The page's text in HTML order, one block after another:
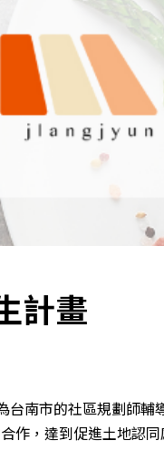
計畫
南市的社區規劃師輔
作，達到促進土地認同